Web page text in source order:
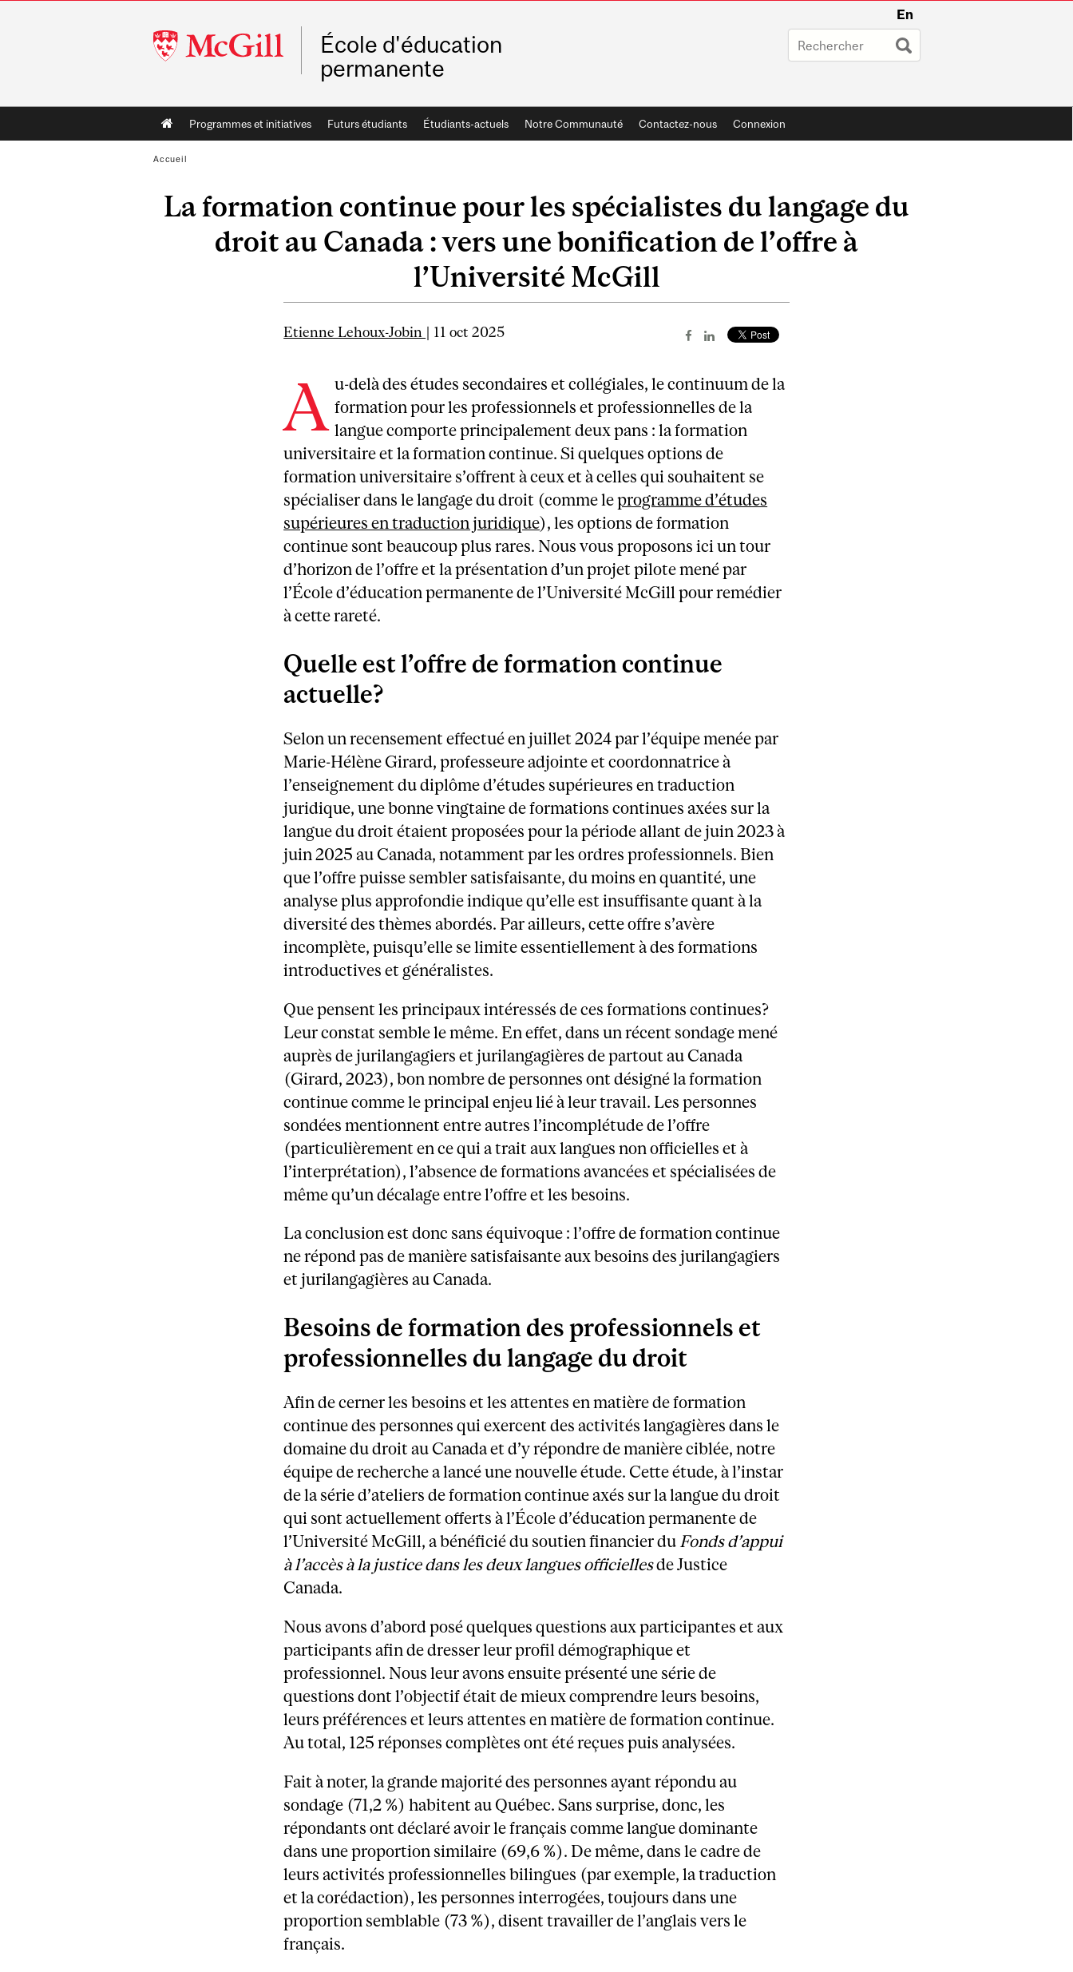
McGill
University
En
École d'éducation
permanente
Main
navigation
Programmes et initiatives Futurs étudiants Étudiants-actuels Notre Communauté Contactez-nous Connexion
Accueil
La formation continue pour les spécialistes du langage du
droit au Canada : vers une bonification de l’offre à
l’Université McGill
Etienne Lehoux-Jobin | 11 oct 2025
A u-delà des études secondaires et collégiales, le continuum de la
formation pour les professionnels et professionnelles de la
langue comporte principalement deux pans : la formation
universitaire et la formation continue. Si quelques options de
formation universitaire s’offrent à ceux et à celles qui souhaitent se
spécialiser dans le langage du droit (comme leprogramme d’études
supérieures en traduction juridique), les options de formation
continue sont beaucoup plus rares. Nous vous proposons ici un tour
d’horizon de l’offre et la présentation d’un projet pilote mené par
l’École d’éducation permanente de l’Université McGill pour remédier
à cette rareté.
Quelle est l’offre de formation continue
actuelle?
Selon un recensement effectué en juillet 2024 par l’équipe menée par
Marie-Hélène Girard, professeure adjointe et coordonnatrice à
l’enseignement du diplôme d’études supérieures en traduction
juridique, une bonne vingtaine de formations continues axées sur la
langue du droit étaient proposées pour la période allant de juin 2023 à
juin 2025 au Canada, notamment par les ordres professionnels. Bien
que l’offre puisse sembler satisfaisante, du moins en quantité, une
analyse plus approfondie indique qu’elle est insuffisante quant à la
diversité des thèmes abordés. Par ailleurs, cette offre s’avère
incomplète, puisqu’elle se limite essentiellement à des formations
introductives et généralistes.
Que pensent les principaux intéressés de ces formations continues?
Leur constat semble le même. En effet, dans un récent sondage mené
auprès de jurilangagiers et jurilangagières de partout au Canada
(Girard, 2023), bon nombre de personnes ont désigné la formation
continue comme le principal enjeu lié à leur travail. Les personnes
sondées mentionnent entre autres l’incomplétude de l’offre
(particulièrement en ce qui a trait aux langues non officielles et à
l’interprétation), l’absence de formations avancées et spécialisées de
même qu’un décalage entre l’offre et les besoins.
La conclusion est donc sans équivoque : l’offre de formation continue
ne répond pas de manière satisfaisante aux besoins des jurilangagiers
et jurilangagières au Canada.
Besoins de formation des professionnels et
professionnelles du langage du droit
Afin de cerner les besoins et les attentes en matière de formation
continue des personnes qui exercent des activités langagières dans le
domaine du droit au Canada et d’y répondre de manière ciblée, notre
équipe de recherche a lancé une nouvelle étude. Cette étude, à l’instar
de la série d’ateliers de formation continue axés sur la langue du droit
qui sont actuellement offerts à l’École d’éducation permanente de
l’Université McGill, a bénéficié du soutien financier du Fonds d’appui
à l’accès à la justice dans les deux langues officiellesde Justice
Canada.
Nous avons d’abord posé quelques questions aux participantes et aux
participants afin de dresser leur profil démographique et
professionnel. Nous leur avons ensuite présenté une série de
questions dont l’objectif était de mieux comprendre leurs besoins,
leurs préférences et leurs attentes en matière de formation continue.
Au total, 125 réponses complètes ont été reçues puis analysées.
Fait à noter, la grande majorité des personnes ayant répondu au
sondage (71,2 %) habitent au Québec. Sans surprise, donc, les
répondants ont déclaré avoir le français comme langue dominante
dans une proportion similaire (69,6 %). De même, dans le cadre de
leurs activités professionnelles bilingues (par exemple, la traduction
et la corédaction), les personnes interrogées, toujours dans une
proportion semblable (73 %), disent travailler de l’anglais vers le
français.